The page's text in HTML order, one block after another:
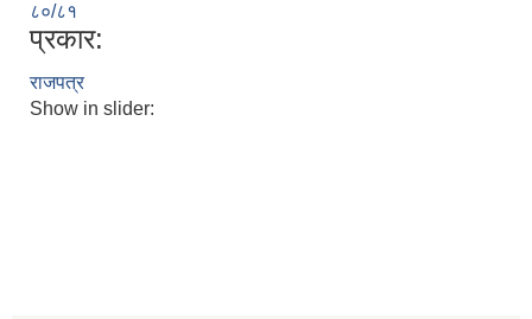
८०/८१
प्रकार:
राजपत्र
Show in slider: